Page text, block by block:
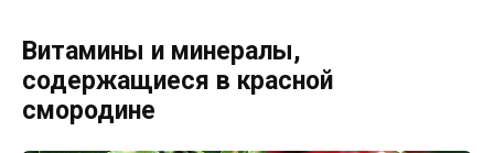
Витамины и минералы,
содержащиеся в красной
смородине